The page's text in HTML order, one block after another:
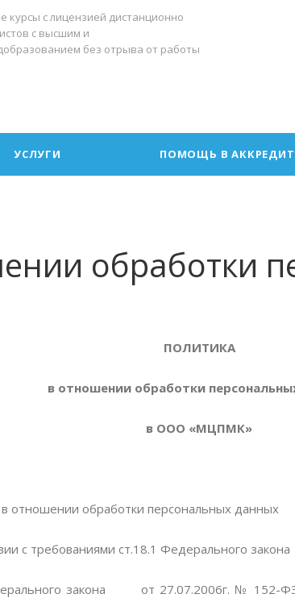
курсы с лицензией дистанционно
с высшим и
без отрыва от работы
УСЛУГИ ПОМОЩЬ В
обработки
ПОЛИТИКА
в отношении обработки
в ООО «МЦПМК»
отношении обработки персональных данных
с требованиями ст.18.1 Федерального
закона от 27.07.2006г. № 152-